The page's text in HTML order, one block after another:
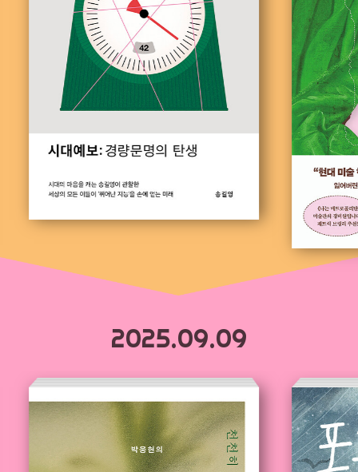
2025.09.09